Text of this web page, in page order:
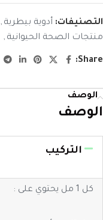
التصنيفات: أدوية بيطرية ,
منتجات الصحة الحيوانية ,
Share:
الوصف
الوصف
التركيب
كل 1 مل يحتوي على :